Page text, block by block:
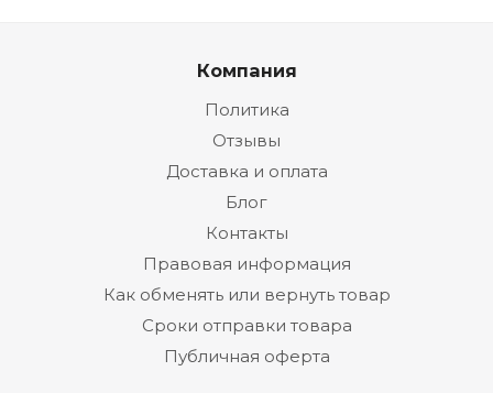
Компания
Политика
Отзывы
Доставка и оплата
Блог
Контакты
Правовая информация
Как обменять или вернуть товар
Сроки отправки товара
Публичная оферта